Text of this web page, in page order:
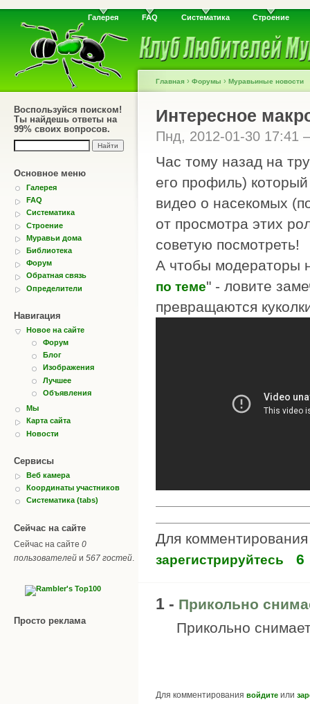
Галерея FAQ Систематика Строение
Воспользуйся поиском!
Ты найдешь ответы на
99% своих вопросов.
Основное меню
Галерея
FAQ
Систематика
Строение
Муравьи дома
Библиотека
Форум
Обратная связь
Определители
Навигация
Новое на сайте
Форум
Блог
Изображения
Лучшее
Объявления
Мы
Карта сайта
Новости
Сервисы
Веб камера
Координаты участников
Систематика (tabs)
Сейчас на сайте
Сейчас на сайте 0
пользователей и 567 гостей
Просто реклама
Главная › Форумы › Муравьиные новости
Интересное
Пнд, 2012-01-30
Час тому назад на
его профиль)
видео о насекомых
от просмотра этих
советую посмотреть!
А чтобы модераторы
по теме" - ловите
превращаются
Для
зарегистрируйтесь 6
1 - Прикольно
Прикольно
Для комментирования войдите или